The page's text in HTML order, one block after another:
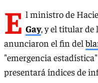
E l ministro de
Gay, y el titular de
anunciaron el fin del
"emergencia
presentará índices de